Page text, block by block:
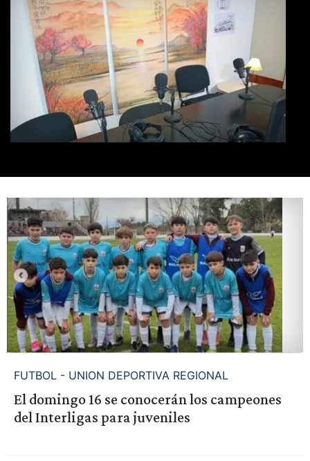
FUTBOL - UNION DEPORTIVA REGIONAL
El domingo 16 se conocerán los campeones
del Interligas para juveniles